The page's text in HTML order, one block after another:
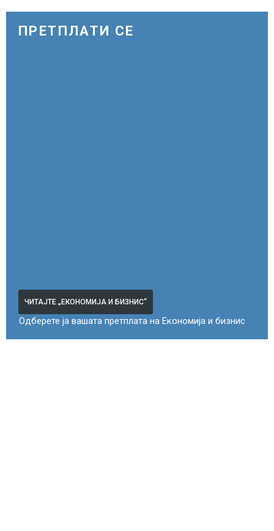
ПРЕТПЛАТИ СЕ
ЧИТАЈТЕ „ЕКОНОМИЈА И БИЗНИС“
Одберете ја вашата претплата на Економија и бизнис